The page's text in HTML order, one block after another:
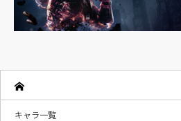
キャラ一覧